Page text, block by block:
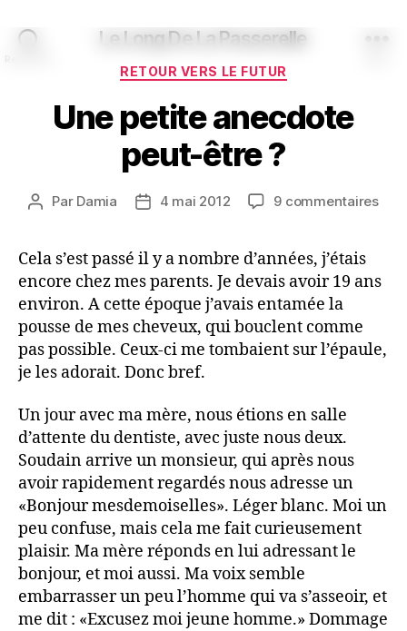
Le Long De La Passerelle
Catégories
RETOUR VERS LE FUTUR
Une petite anecdote
peut-être ?
Auteur
Par Damia
Date4 mai 2012 9 commentairessur
Cela s’est passé il y a nombre d’années, j’étais
encore chez mes parents. Je devais avoir 19 ans
environ. A cette époque j’avais entamée la
pousse de mes cheveux, qui bouclent comme
pas possible. Ceux-ci me tombaient sur l’épaule,
je les adorait. Donc bref.
Un jour avec ma mère, nous étions en salle
d’attente du dentiste, avec juste nous deux.
Soudain arrive un monsieur, qui après nous
avoir rapidement regardés nous adresse un
«Bonjour mesdemoiselles». Léger blanc. Moi un
peu confuse, mais cela me fait curieusement
plaisir. Ma mère réponds en lui adressant le
bonjour, et moi aussi. Ma voix semble
embarrasser un peu l’homme qui va s’asseoir, et
me dit : «Excusez moi jeune homme.» Dommage